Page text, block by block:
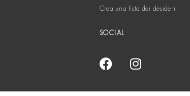
Crea una lista dei desideri
SOCIAL